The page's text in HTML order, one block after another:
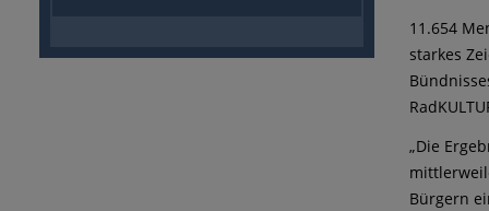
11.654
starkes
„Die
Bürgern